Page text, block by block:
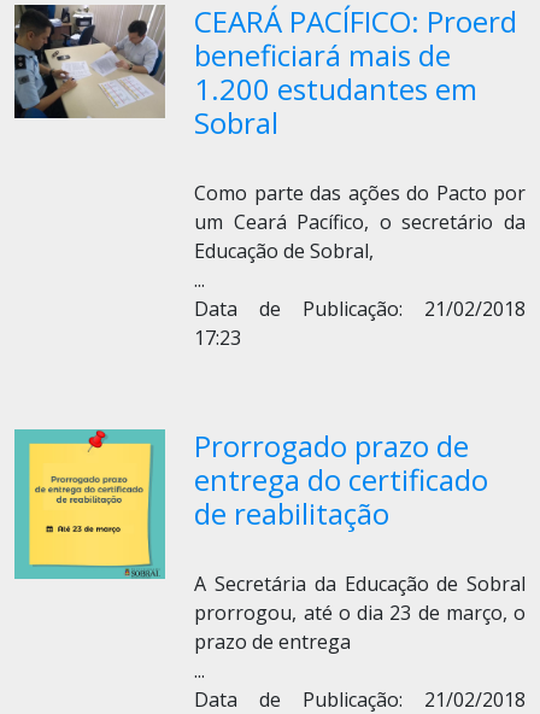
CEARÁ PACÍFICO: Proerd
beneficiará mais de
1.200 estudantes em
Sobral
Como parte das ações do Pacto por
um Ceará Pacífico, o secretário da
Educação de Sobral,
...
Data de Publicação: 21/02/2018
17:23
Prorrogado prazo de
entrega do certificado
de reabilitação
A Secretária da Educação de Sobral
prorrogou, até o dia 23 de março, o
prazo de entrega
...
Data de Publicação: 21/02/2018